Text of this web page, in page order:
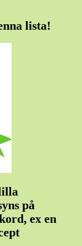
lista!
på
ex en